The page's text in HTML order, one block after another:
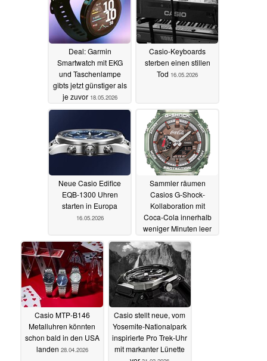
Deal: Garmin
Smartwatch mit EKG
und Taschenlampe
gibts jetzt günstiger als
je zuvor 18.05.2026
Casio-Keyboards
sterben einen stillen
Tod 16.05.2026
Neue Casio Edifice
EQB-1300 Uhren
starten in Europa
16.05.2026
Sammler räumen
Casios G-Shock-
Kollaboration mit
Coca-Cola innerhalb
weniger Minuten leer
15.05.2026
Casio MTP-B146
Metalluhren könnten
schon bald in den USA
landen 28.04.2026
Casio stellt neue, vom
Yosemite-Nationalpark
inspirierte Pro Trek-Uhr
mit markanter Lünette